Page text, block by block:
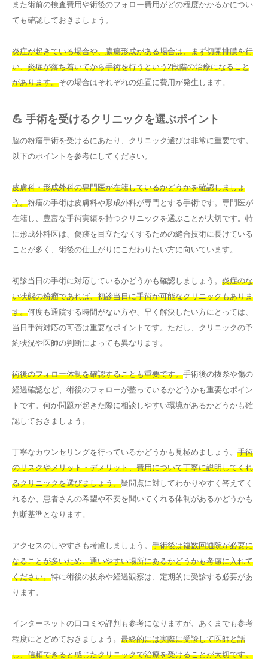
また術前の検査費用や術後のフォロー費用がどの程度かかるかについ
ても確認しておきましょう。
炎症が起きている場合や、膿瘍形成がある場合は、まず切開排膿を行
い、炎症が落ち着いてから手術を行うという2段階の治療になること
があります。その場合はそれぞれの処置に費用が発生します。
💪 手術を受けるクリニックを選ぶポイント
脇の粉瘤手術を受けるにあたり、クリニック選びは非常に重要です。
以下のポイントを参考にしてください。
皮膚科・形成外科の専門医が在籍しているかどうかを確認しましょ
う。粉瘤の手術は皮膚科や形成外科が専門とする手術です。専門医が
在籍し、豊富な手術実績を持つクリニックを選ぶことが大切です。特
に形成外科医は、傷跡を目立たなくするための縫合技術に長けている
ことが多く、術後の仕上がりにこだわりたい方に向いています。
初診当日の手術に対応しているかどうかも確認しましょう。 炎症のな
い状態の粉瘤であれば、初診当日に手術が可能なクリニックもありま
す。何度も通院する時間がない方や、早く解決したい方にとっては、
当日手術対応の可否は重要なポイントです。ただし、クリニックの予
約状況や医師の判断によっても異なります。
術後のフォロー体制を確認することも重要です。手術後の抜糸や傷の
経過確認など、術後のフォローが整っているかどうかも重要なポイン
トです。何か問題が起きた際に相談しやすい環境があるかどうかも確
認しておきましょう。
丁寧なカウンセリングを行っているかどうかも見極めましょう。 手術
のリスクやメリット・デメリット、費用について丁寧に説明してくれ
るクリニックを選びましょう。疑問点に対してわかりやすく答えてく
れるか、患者さんの希望や不安を聞いてくれる体制があるかどうかも
判断基準となります。
アクセスのしやすさも考慮しましょう。 手術後は複数回通院が必要に
なることが多いため、通いやすい場所にあるかどうかも考慮に入れて
ください。特に術後の抜糸や経過観察は、定期的に受診する必要があ
ります。
インターネットの口コミや評判も参考になりますが、あくまでも参考
程度にとどめておきましょう。 最終的には実際に受診して医師と話
し、信頼できると感じたクリニックで治療を受けることが大切です。